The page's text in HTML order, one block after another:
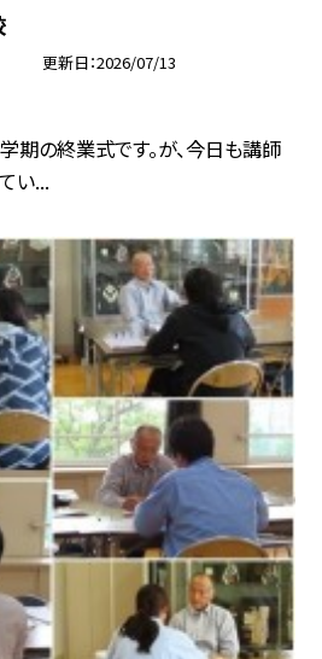
更新日 2026/07/13
期の終業式です。が、今日も講師
い...